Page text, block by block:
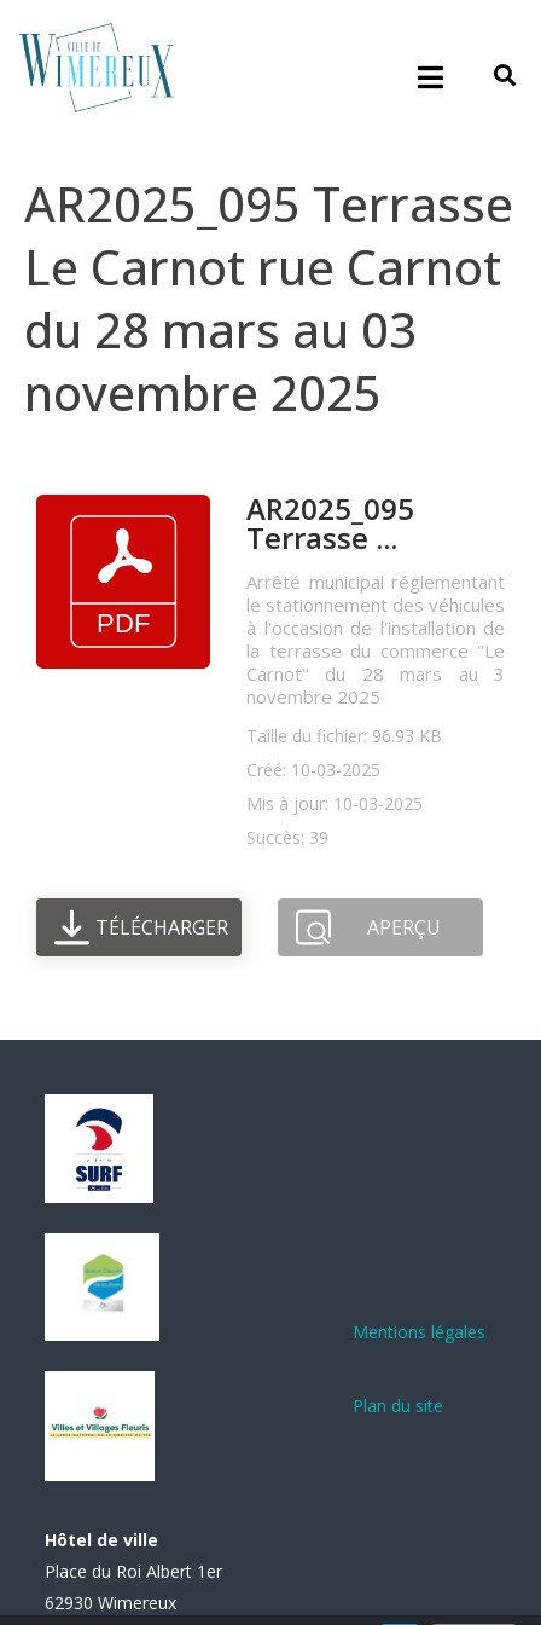
AR2025_095 Terrasse
Le Carnot rue Carnot
du 28 mars au 03
novembre 2025
AR2025_095
Terrasse ...
Arrêté municipal réglementant
le stationnement des véhicules
à l'occasion de l'installation de
la terrasse du commerce "Le
Carnot" du 28 mars au 3
novembre 2025
Taille du fichier: 96.93 KB
Créé: 10-03-2025
Mis à jour: 10-03-2025
Succès: 39
TÉLÉCHARGER APERÇU
Hôtel de ville
Place du Roi Albert 1er
62930 Wimereux
Mentions légales
Plan du site